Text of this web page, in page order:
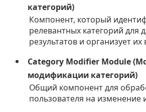
категорий)
Компонент, который
релевантных категорий для
результатов и организует
Category Modifier Module
модификации категорий)
Общий компонент для
пользователя на изменение